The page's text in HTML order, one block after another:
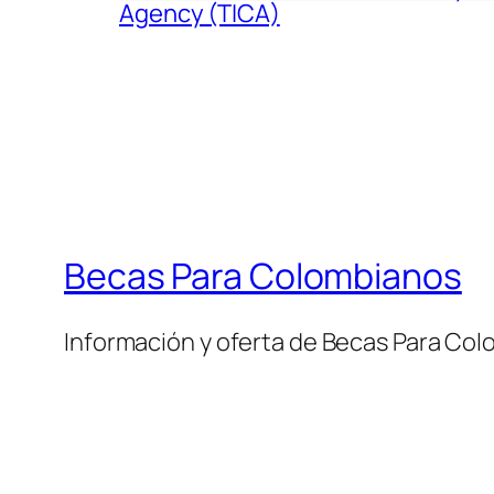
Agency (TICA)
Becas Para Colombianos
Información y oferta de Becas Para